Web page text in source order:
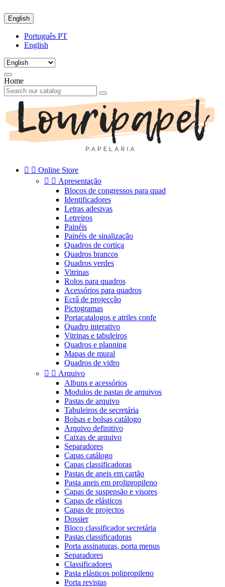
English
Português PT
English
Home
  Online Store
  Apresentação
Blocos de congressos para quad
Identificadores
Letras adesivas
Letreiros
Painéis
Painéis de sinalização
Quadros de cortiça
Quadros brancos
Quadros verdes
Vitrinas
Rolos para quadros
Acessórios para quadros
Ecrâ de projecção
Pictogramas
Portacatalogos e atriles confe
Quadro interativo
Vitrinas e tabuleiros
Quadros e planning
Mapas de mural
Quadros de vidro
  Arquivo
Albuns e acessórios
Modulos de pastas de arquivos
Pastas de arquivo
Tabuleiros de secretária
Bolsas e bolsas catálogo
Arquivo definitivo
Caixas de arquivo
Separadores
Capas catálogo
Capas classificadoras
Pastas de aneis em cartão
Pasta aneis em prolipropileno
Capas de suspensão e visores
Capas de elásticos
Capas de projectos
Dossier
Bloco classificador secretária
Pastas classificadoras
Porta assinaturas, porta menus
Separadores
Classificadores
Pasta elásticos polipropileno
Porta revistas